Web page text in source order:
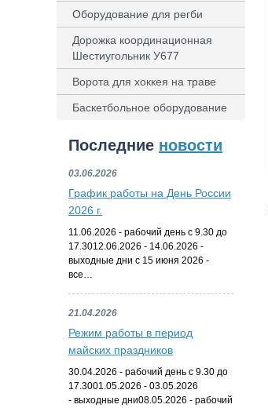
Оборудование для регби
Дорожка координационная
Шестиугольник У677
Ворота для хоккея на траве
Баскетбольное оборудование
Последние новости
03.06.2026
График работы на День России
2026 г.
11.06.2026 - рабочий день с 9.30 до
17.3012.06.2026 - 14.06.2026 -
выходные дни с 15 июня 2026 -
все…
21.04.2026
Режим работы в период
майских праздников
30.04.2026 - рабочий день с 9.30 до
17.3001.05.2026 - 03.05.2026
- выходные дни08.05.2026 - рабочий